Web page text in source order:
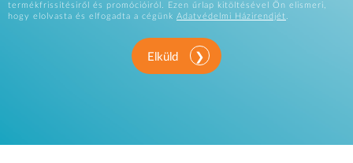
termékfrissítésiről és promócióiról. Ezen űrlap kitöltésével Ön elismeri,
hogy elolvasta és elfogadta a cégünk Adatvédelmi Házirendjét.
Elküld